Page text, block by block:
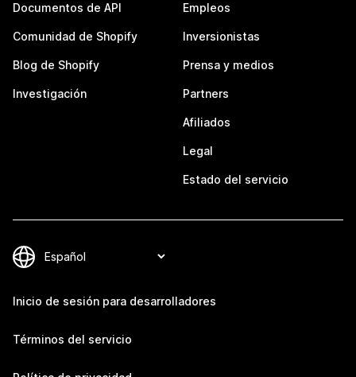
Documentos de API
Comunidad de Shopify
Blog de Shopify
Investigación
Empleos
Inversionistas
Prensa y medios
Partners
Afiliados
Legal
Estado del servicio
Inicio de sesión para desarrolladores
Términos del servicio